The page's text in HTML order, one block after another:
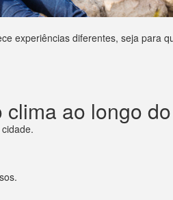
experiências diferentes, seja para
ao longo